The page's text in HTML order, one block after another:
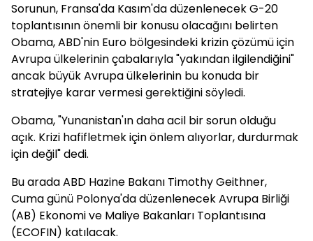
Sorunun, Fransa'da Kasım'da düzenlenecek G-20
toplantısının önemli bir konusu olacağını belirten
Obama, ABD'nin Euro bölgesindeki krizin çözümü için
Avrupa ülkelerinin çabalarıyla "yakından ilgilendiğini"
ancak büyük Avrupa ülkelerinin bu konuda bir
stratejiye karar vermesi gerektiğini söyledi.
Obama, "Yunanistan'ın daha acil bir sorun olduğu
açık. Krizi hafifletmek için önlem alıyorlar, durdurmak
için değil" dedi.
Bu arada ABD Hazine Bakanı Timothy Geithner,
Cuma günü Polonya'da düzenlenecek Avrupa Birliği
(AB) Ekonomi ve Maliye Bakanları Toplantısına
(ECOFIN) katılacak.